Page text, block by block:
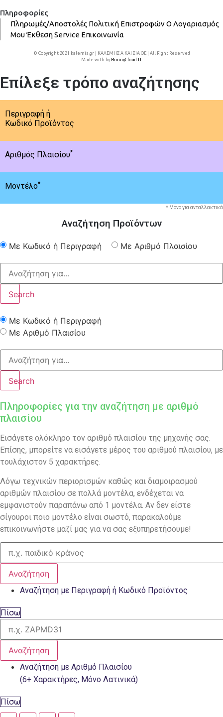
Πληροφορίες
Πληρωμές/Αποστολές Πολιτική ΕπιστροφώνΟ Λογαριασμός
ΜουΈκθεσηService Επικοινωνία
© Copyright 2021 kalemis.gr | ΚΑΛΕΜΗΣ Α ΚΑΙ ΣΙΑ ΟΕ | All Right Reserved
Made with by BunnyCloud.IT
Επίλεξε τρόπο αναζήτησης
Περιγραφή ή
Κωδικό Προϊόντος
Αριθμός Πλαισίου*
Μοντέλο*
* Μόνο για ανταλλακτικά
Αναζήτηση Προϊόντων
Με Κωδικό ή Περιγραφή Με Αριθμό Πλαισίου
Search
Με Κωδικό ή Περιγραφή
Με Αριθμό Πλαισίου
Search
Πληροφορίες για την αναζήτηση με αριθμό
πλαισίου
Εισάγετε ολόκληρο τον αριθμό πλαισίου της μηχανής σας.
Επίσης, μπορείτε να εισάγετε μέρος του αριθμού πλαισίου, με
τουλάχιστον 5 χαρακτήρες.
Λόγω τεχνικών περιορισμών καθώς και διαμοιρασμού
αριθμών πλαισίου σε πολλά μοντέλα, ενδέχεται να
εμφανιστούν παραπάνω από 1 μοντέλα. Αν δεν είστε
σίγουροι ποιο μοντέλο είναι σωστό, παρακαλούμε
επικοινωνήστε μαζί μας για να σας εξυπηρετήσουμε!
Αναζήτηση
Αναζήτηση με Περιγραφή ή Κωδικό Προϊόντος
Πίσω
Αναζήτηση
Αναζήτηση με Αριθμό Πλαισίου
(6+ Χαρακτήρες, Μόνο Λατινικά)
Πίσω